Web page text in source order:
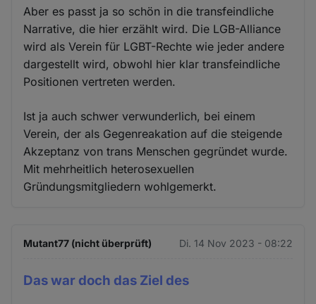
Aber es passt ja so schön in die transfeindliche
Narrative, die hier erzählt wird. Die LGB-Alliance
wird als Verein für LGBT-Rechte wie jeder andere
dargestellt wird, obwohl hier klar transfeindliche
Positionen vertreten werden.
Ist ja auch schwer verwunderlich, bei einem
Verein, der als Gegenreakation auf die steigende
Akzeptanz von trans Menschen gegründet wurde.
Mit mehrheitlich heterosexuellen
Gründungsmitgliedern wohlgemerkt.
Mutant77 (nicht überprüft) Di. 14 Nov 2023 - 08:22
Das war doch das Ziel des